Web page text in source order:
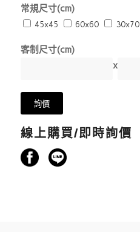
常規尺寸(cm)
45x45 60x60 30x70
客制尺寸(cm)
x
線上購買/即時詢價